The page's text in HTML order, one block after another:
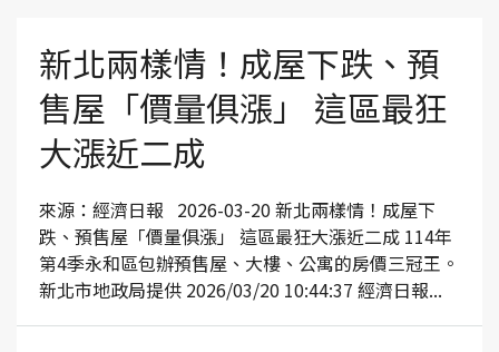
新北兩樣情！成屋下跌、預
售屋「價量俱漲」 這區最狂
大漲近二成
來源：經濟日報 2026-03-20 新北兩樣情！成屋下
跌、預售屋「價量俱漲」 這區最狂大漲近二成 114年
第4季永和區包辦預售屋、大樓、公寓的房價三冠王。
新北市地政局提供 2026/03/20 10:44:37 經濟日報...